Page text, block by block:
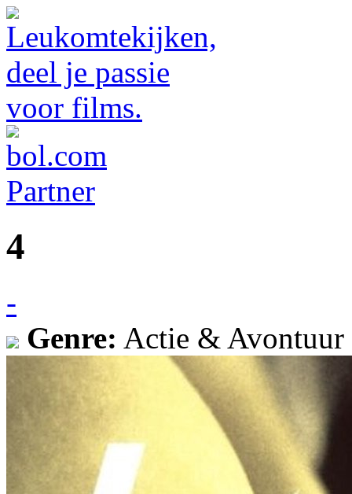
4
-
Genre: Actie &